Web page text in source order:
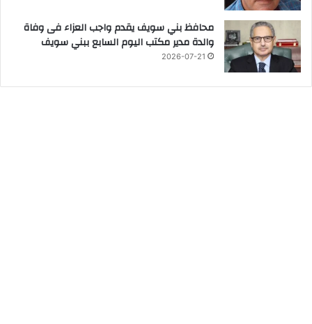
محافظ بني سويف يقدم واجب العزاء فى وفاة
والدة مدير مكتب اليوم السابع ببني سويف
2026-07-21